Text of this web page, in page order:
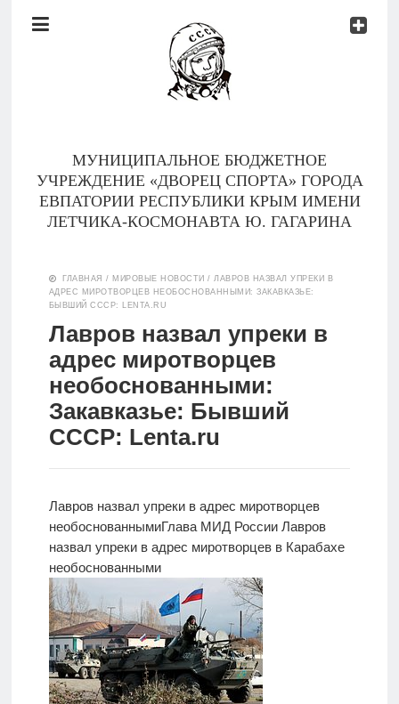
Документы
МУНИЦИПАЛЬНОЕ БЮДЖЕТНОЕ
УЧРЕЖДЕНИЕ «ДВОРЕЦ СПОРТА» ГОРОДА
ЕВПАТОРИИ РЕСПУБЛИКИ КРЫМ ИМЕНИ
ЛЕТЧИКА-КОСМОНАВТА Ю. ГАГАРИНА
Тренеры
Документы
Контакты
Новости
Родителям
О
Версия для
слабовидящих
ГЛАВНАЯ / МИРОВЫЕ НОВОСТИ /ЛАВРОВ НАЗВАЛ УПРЕКИ В
АДРЕС МИРОТВОРЦЕВ НЕОБОСНОВАННЫМИ: ЗАКАВКАЗЬЕ:
БЫВШИЙ СССР: LENTA.RU
Лавров назвал упреки в
адрес миротворцев
необоснованными:
Закавказье: Бывший
СССР: Lenta.ru
Лавров назвал упреки в адрес миротворцев
необоснованнымиГлава МИД России Лавров
назвал упреки в адрес миротворцев в Карабахе
необоснованными